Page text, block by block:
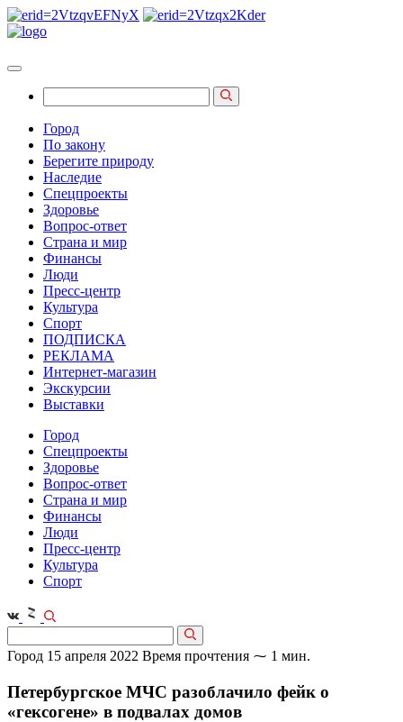
Город
По закону
Берегите природу
Наследие
Спецпроекты
Здоровье
Вопрос-ответ
Страна и мир
Финансы
Люди
Пресс-центр
Культура
Спорт
ПОДПИСКА
РЕКЛАМА
Интернет-магазин
Экскурсии
Выставки
Город
Спецпроекты
Здоровье
Вопрос-ответ
Страна и мир
Финансы
Люди
Пресс-центр
Культура
Спорт
Город 15 апреля 2022 Время прочтения ⁓ 1 мин.
Петербургское МЧС разоблачило фейк о
«гексогене» в подвалах домов